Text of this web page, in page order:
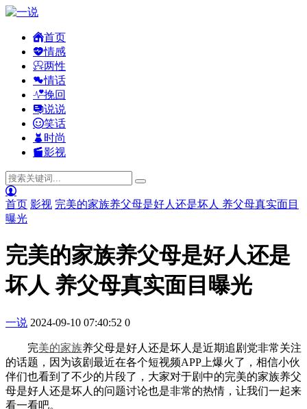
首页
情感
两性
情话
挽回
说说
笑话
时尚
影视
首页 影视 完美的家族养父母是好人还是坏人 养父母真实面目
曝光
完美的家族养父母是好人还是
坏人 养父母真实面目曝光
一说 2024-09-10 07:40:52 0
完美的家族养父母是好人还是坏人是近期追剧党非常关注
的话题，因为该剧最近在各个短视频APP上爆火了，相信小伙
伴们也看到了不少的片段了，大家对于剧中的完美的家族养父
母是好人还是坏人的问题讨论也是非常的热情，让我们一起来
看一看吧。